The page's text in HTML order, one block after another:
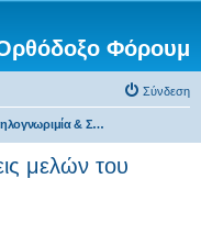
Φόρουμ
Σύνδεση
Αλληλογνωριμία & Συναντήσεις μελών του agiooros.net
μελών του